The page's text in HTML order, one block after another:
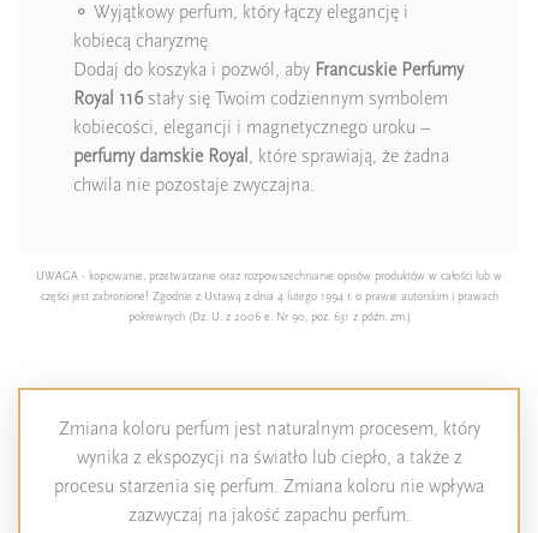
⚬ Wyjątkowy perfum, który łączy elegancję i
kobiecą charyzmę
Dodaj do koszyka i pozwól, aby Francuskie Perfumy
Royal 116stały się Twoim codziennym symbolem
kobiecości, elegancji i magnetycznego uroku –
perfumy damskie Royal , które sprawiają, że żadna
chwila nie pozostaje zwyczajna.
UWAGA - kopiowanie, przetwarzanie oraz rozpowszechnianie opisów produktów w całości lub w
części jest zabronione! Zgodnie z Ustawą z dnia 4 lutego 1994 r. o prawie autorskim i prawach
pokrewnych (Dz. U. z 2006 e. Nr 90, poz. 631 z późn. zm.)
Zmiana koloru perfum jest naturalnym procesem, który
wynika z ekspozycji na światło lub ciepło, a także z
procesu starzenia się perfum. Zmiana koloru nie wpływa
zazwyczaj na jakość zapachu perfum.